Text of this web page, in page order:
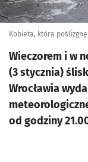
Kobieta, która
Wieczorem i w
(3 stycznia)
Wrocławia
od godziny